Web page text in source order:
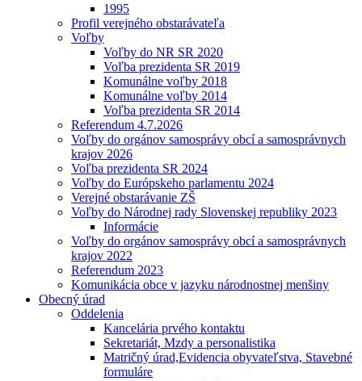
1995
Profil verejného obstarávateľa
Voľby
Voľby do NR SR 2020
Voľba prezidenta SR 2019
Komunálne voľby 2018
Komunálne voľby 2014
Voľba prezidenta SR 2014
Referendum 4.7.2026
Voľby do orgánov samosprávy obcí a samosprávnych
krajov 2026
Voľba prezidenta SR 2024
Voľby do Európskeho parlamentu 2024
Verejné obstarávanie ZŠ
Voľby do Národnej rady Slovenskej republiky 2023
Informácie
Voľby do orgánov samosprávy obcí a samosprávnych
krajov 2022
Referendum 2023
Komunikácia obce v jazyku národnostnej menšiny
Obecný úrad
Oddelenia
Kancelária prvého kontaktu
Sekretariát, Mzdy a personalistika
Matričný úrad,Evidencia obyvateľstva, Stavebné
formuláre